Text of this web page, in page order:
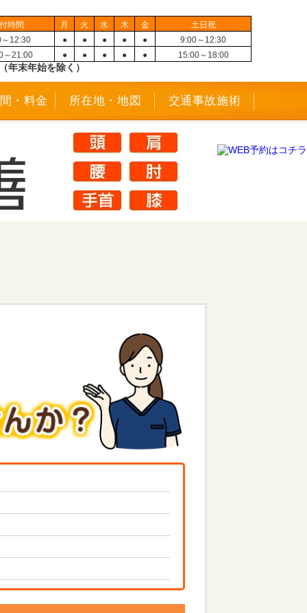
時間 月 火 水 木 金
土日祝
12:30
● ● ● ● ●
9:00～12:30
～21:00
● ● ● ● ● 15:00～18:00
年末年始を除く）
・料金 所在地・地図 交通事故施術